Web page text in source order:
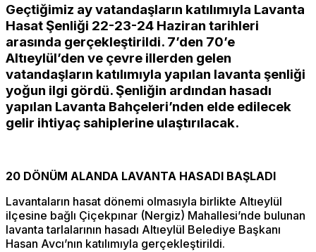
Geçtiğimiz ay vatandaşların katılımıyla Lavanta
Hasat Şenliği 22-23-24 Haziran tarihleri
arasında gerçekleştirildi. 7’den 70’e
Altıeylül’den ve çevre illerden gelen
vatandaşların katılımıyla yapılan lavanta şenliği
yoğun ilgi gördü. Şenliğin ardından hasadı
yapılan Lavanta Bahçeleri’nden elde edilecek
gelir ihtiyaç sahiplerine ulaştırılacak.
20 DÖNÜM ALANDA LAVANTA HASADI BAŞLADI
Lavantaların hasat dönemi olmasıyla birlikte Altıeylül
ilçesine bağlı Çiçekpınar (Nergiz) Mahallesi’nde bulunan
lavanta tarlalarının hasadı Altıeylül Belediye Başkanı
Hasan Avcı’nın katılımıyla gerçekleştirildi.